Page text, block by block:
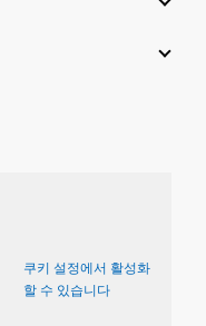
쿠키 설정에서 활성화
할 수 있습니다